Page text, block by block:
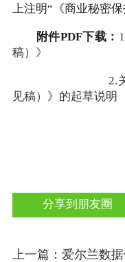
上注明“《商业秘密
附件PDF下载：
稿）》
2.
见稿）》的起草说明
分享到朋友圈
上一篇：爱尔兰数